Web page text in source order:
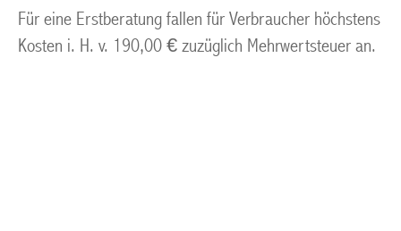
Für eine Erstberatung fallen für Verbraucher höchstens
Kosten i. H. v. 190,00 € zuzüglich Mehrwertsteuer an.